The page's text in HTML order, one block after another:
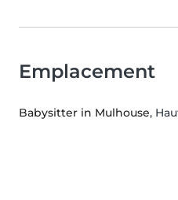
Emplacement
Babysitter in Mulhouse,